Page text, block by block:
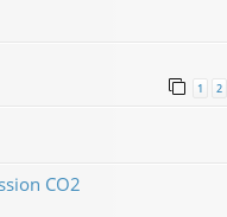
1 2
CO2